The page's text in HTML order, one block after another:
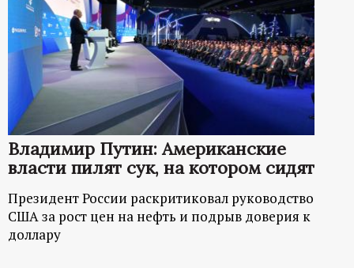
Владимир Путин: Американские
власти пилят сук, на котором сидят
Президент России раскритиковал руководство
США за рост цен на нефть и подрыв доверия к
доллару